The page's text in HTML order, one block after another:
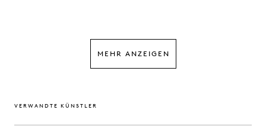
MEHR ANZEIGEN
VERWANDTE KÜNSTLER